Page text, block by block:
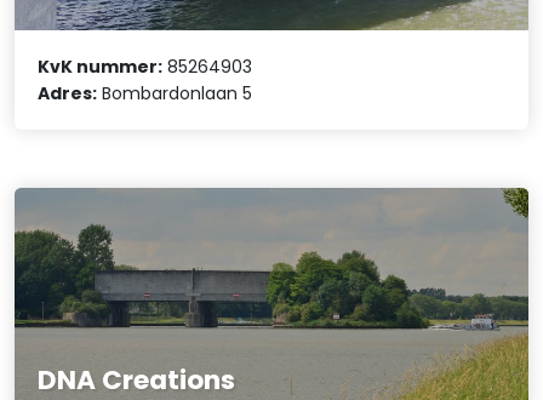
KvK nummer: 85264903
Adres: Bombardonlaan 5
DNA Creations